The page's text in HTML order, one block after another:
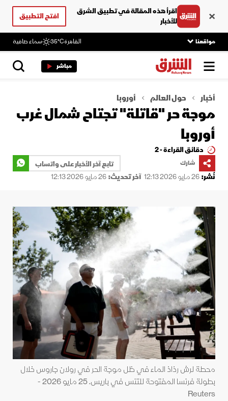
اقرأ هذه المقالة في تطبيق الشرق
للأخبار
افتح التطبيق
مواقعنا القاهرة35°C سماء صافية
مباشر
أخبار حول العالم أوروبا
موجة حر "قاتلة" تجتاح شمال غرب
أوروبا
دقائق القراءة - 2
شارك
تابع آخر الأخبار على واتساب
نُشر:26 مايو 2026 12:13 آخر تحديث:26 مايو 2026 12:13
محطة لرش رذاذ الماء في ظل موجة الحر في رولان جاروس خلال
بطولة فرنسا المفتوحة للتنس في باريس. 25 مايو 2026 -
Reuters